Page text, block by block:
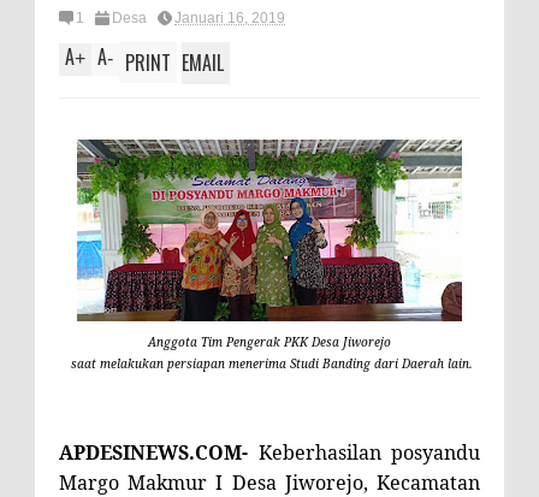
1 Desa Januari 16, 2019
A+ A- PRINT EMAIL
Anggota Tim Pengerak PKK Desa Jiworejo
saat melakukan persiapan menerima Studi Banding dari Daerah lain.
APDESINEWS.COM- Keberhasilan posyandu
Margo Makmur I Desa Jiworejo, Kecamatan